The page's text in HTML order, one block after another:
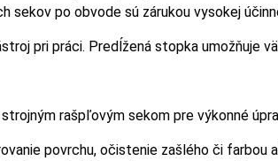
sekov po obvode sú zárukou vysokej
pri práci. Predĺžená stopka umožňuje
rašpľovým sekom pre výkonné
povrchu, očistenie zašlého či